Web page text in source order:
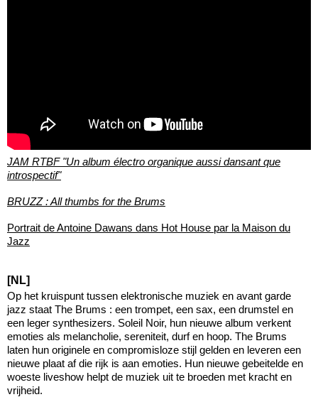
JAM RTBF "Un album électro organique aussi dansant que
introspectif"
BRUZZ : All thumbs for the Brums
Portrait de Antoine Dawans dans Hot House par la Maison du
Jazz
[NL]
Op het kruispunt tussen elektronische muziek en avant garde
jazz staat The Brums : een trompet, een sax, een drumstel en
een leger synthesizers. Soleil Noir, hun nieuwe album verkent
emoties als melancholie, sereniteit, durf en hoop. The Brums
laten hun originele en compromisloze stijl gelden en leveren een
nieuwe plaat af die rijk is aan emoties. Hun nieuwe gebeitelde en
woeste liveshow helpt de muziek uit te broeden met kracht en
vrijheid.